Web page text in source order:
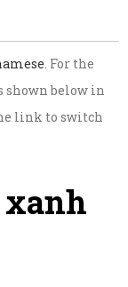
. For the
shown below in
link to switch
xanh